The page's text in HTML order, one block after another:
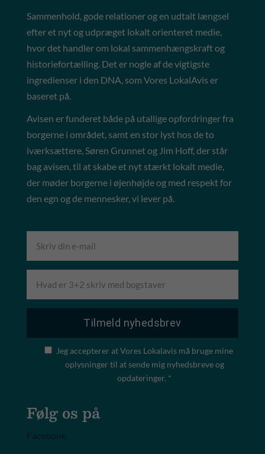
Sammenhold, gode relationer og en udtalt længsel
efter et nyt og udpræget lokalt orienteret medie,
hvor det handler om lokal sammenhængskraft og
historiefortælling. Det er nogle af de vigtigste
ingredienser i den DNA, som Vores LokalAvis er
baseret på.
Avisen er funderet både på utallige opfordringer fra
borgerne i området, samt en stor lyst hos de to
iværksættere, Søren Grunnet og Jim Hoff, der står
bag avisen, til at skabe et nyt stærkt lokalt medie,
der møder borgerne i øjenhøjde og med respekt for
den egn og de mennesker, vi lever på.
Jeg accepterer at Vores Lokalavis må bruge mine
oplysninger til at sende mig nyhedsbreve og
opdateringer. *
Følg os på